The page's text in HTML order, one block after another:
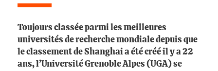
Toujours classée parmi les meilleures
universités de recherche mondiale depuis que
le classement de Shanghai a été créé il y a 22
ans, l’Université Grenoble Alpes (UGA) se